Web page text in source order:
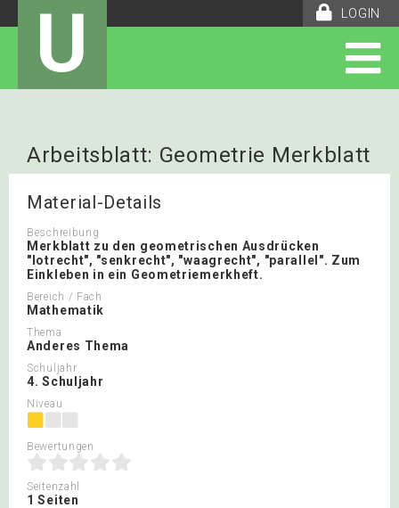
LOGIN
U
Arbeitsblatt: Geometrie Merkblatt
Material-Details
Beschreibung
Merkblatt zu den geometrischen Ausdrücken
"lotrecht", "senkrecht", "waagrecht", "parallel". Zum
Einkleben in ein Geometriemerkheft.
Bereich / Fach
Mathematik
Thema
Anderes Thema
Schuljahr
4. Schuljahr
Niveau
Bewertungen
Seitenzahl
1 Seiten